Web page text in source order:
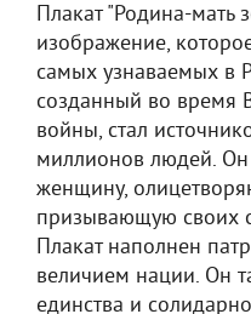
Плакат "Родина-мать
изображение,
самых узнаваемых в
созданный во время
войны, стал
миллионов людей.
женщину,
призывающую своих
Плакат наполнен
величием нации. Он
единства и